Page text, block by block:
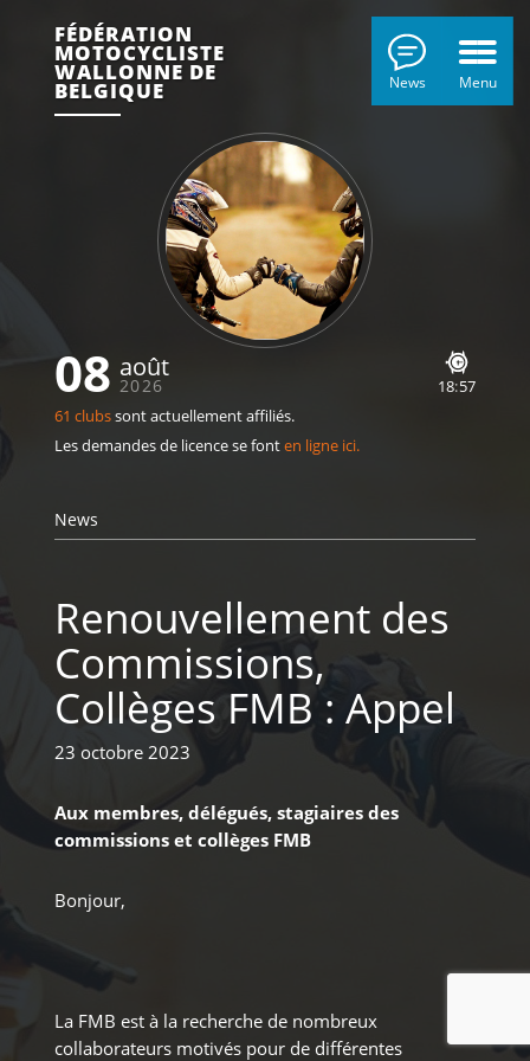
Menu
News
FÉDÉRATION
MOTOCYCLISTE
WALLONNE DE
BELGIQUE
08 août
2026 18:57
61 clubssont actuellement affiliés.
Les demandes de licence se fonten ligne ici.
News
Renouvellement des
Commissions,
Collèges FMB : Appel
23 octobre 2023
Aux membres, délégués, stagiaires des
commissions et collèges FMB
Bonjour,
La FMB est à la recherche de nombreux
collaborateurs motivés pour de différentes